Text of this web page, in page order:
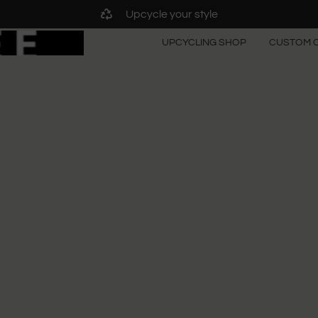
Upcycle your style
UPCYCLING SHOP CUSTOM